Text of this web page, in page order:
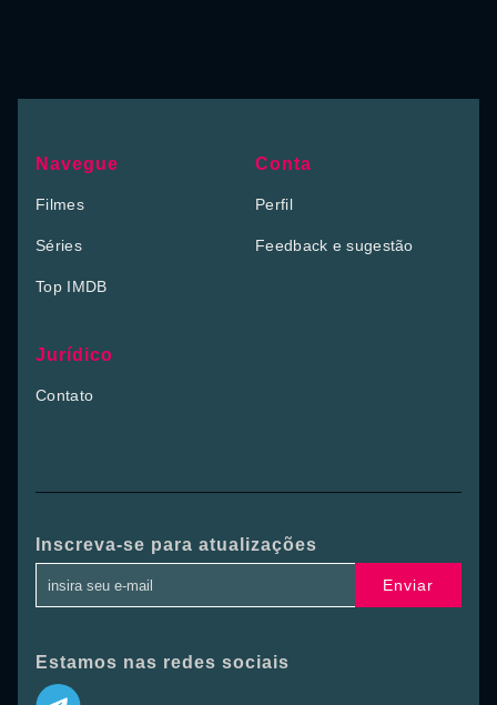
Navegue
Filmes
Séries
Top IMDB
Conta
Perfil
Feedback e sugestão
Jurídico
Contato
Inscreva-se para atualizações
Enviar
Estamos nas redes sociais